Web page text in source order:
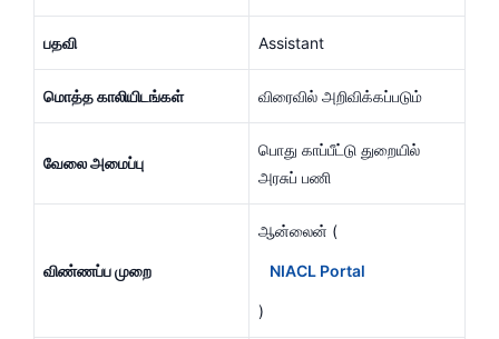
பதவி Assistant
மொத்த காலியிடங்கள் விரைவில் அறிவிக்கப்படும்
வேலை அமைப்பு
பொது காப்பீட்டு துறையில்
அரசுப் பணி
விண்ணப்ப முறை
ஆன்லைன் (
NIACL Portal
)